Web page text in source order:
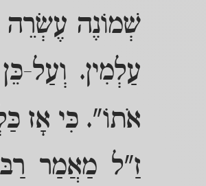
שְׁמוֹנֶה עֶשְׂרֵה
עַלְמִין. וְעַל-
אֹתוֹ". כִּי אָז
זַ"ל מַאֲמַר